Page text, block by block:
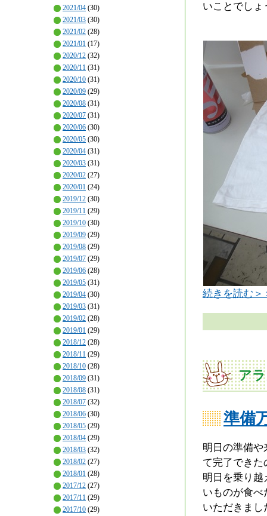
2021/04 (30)
2021/03 (30)
2021/02 (28)
2021/01 (17)
2020/12 (32)
2020/11 (31)
2020/10 (31)
2020/09 (29)
2020/08 (31)
2020/07 (31)
2020/06 (30)
2020/05 (30)
2020/04 (31)
2020/03 (31)
2020/02 (27)
2020/01 (24)
2019/12 (30)
2019/11 (29)
2019/10 (30)
2019/09 (29)
2019/08 (29)
2019/07 (29)
2019/06 (28)
2019/05 (31)
2019/04 (30)
2019/03 (31)
2019/02 (28)
2019/01 (29)
2018/12 (28)
2018/11 (29)
2018/10 (28)
2018/09 (31)
2018/08 (31)
2018/07 (32)
2018/06 (30)
2018/05 (29)
2018/04 (29)
2018/03 (32)
2018/02 (27)
2018/01 (28)
2017/12 (27)
2017/11 (29)
2017/10 (29)
いことでし
続きを読む＞
ア
準備
明日の準備
て完了でき
明日を乗り
いものが食べ
いただきま